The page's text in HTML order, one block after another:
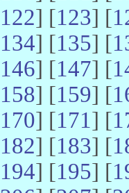
122] [123] [
134] [135] [
146] [147] [
158] [159] [
170] [171] [
182] [183] [
194] [195] [